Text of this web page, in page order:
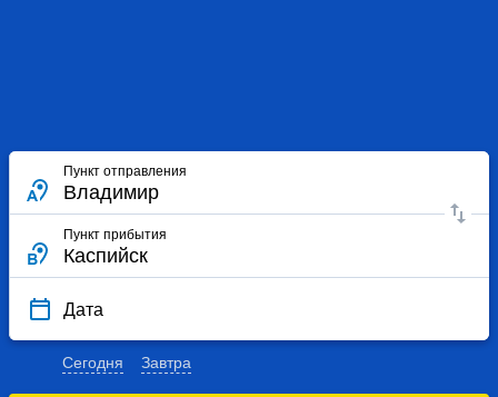
Пункт отправления
Пункт прибытия
Дата
Сегодня Завтра